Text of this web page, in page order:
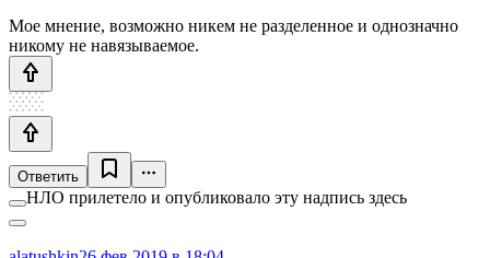
Мое мнение, возможно никем не разделенное и однозначно
никому не навязываемое.
Ответить
НЛО прилетело и опубликовало эту надпись здесь